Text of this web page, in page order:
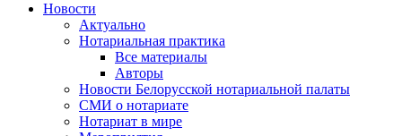
Новости
Актуально
Нотариальная практика
Все материалы
Авторы
Новости Белорусской нотариальной палаты
СМИ о нотариате
Нотариат в мире